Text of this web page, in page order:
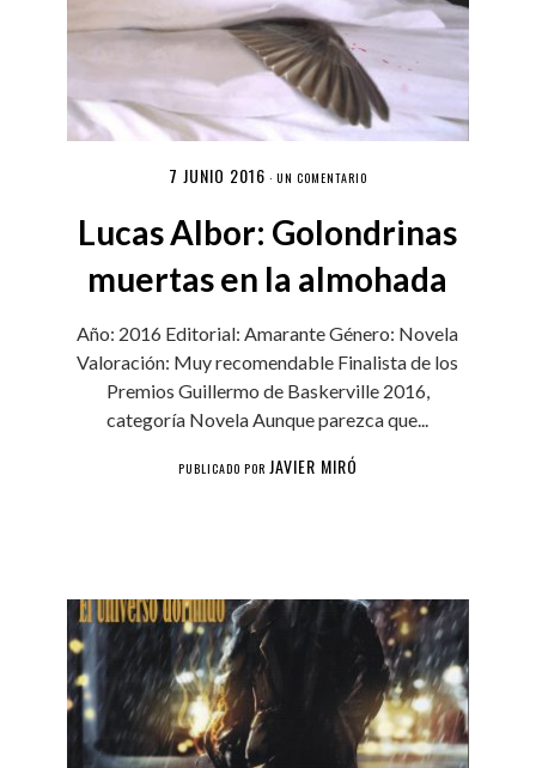
7 JUNIO 2016 · UN COMENTARIO
Lucas Albor: Golondrinas
muertas en la almohada
Año: 2016 Editorial: Amarante Género: Novela
Valoración: Muy recomendable Finalista de los
Premios Guillermo de Baskerville 2016,
categoría Novela Aunque parezca que...
PUBLICADO POR JAVIER MIRÓ